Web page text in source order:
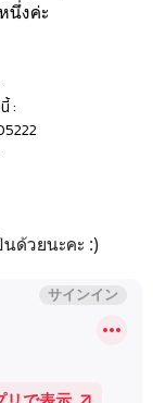
นึ่งค่ะ
:
ด้วยนะคะ :)